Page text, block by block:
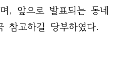
, 앞으로 발표되는 동네
참고하길 당부하였다.